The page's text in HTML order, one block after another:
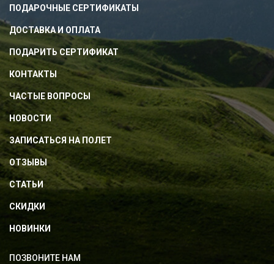
ПОДАРОЧНЫЕ СЕРТИФИКАТЫ
ДОСТАВКА И ОПЛАТА
ПОДАРИТЬ СЕРТИФИКАТ
КОНТАКТЫ
ЧАСТЫЕ ВОПРОСЫ
НОВОСТИ
ЗАПИСАТЬСЯ НА ПОЛЕТ
ОТЗЫВЫ
СТАТЬИ
СКИДКИ
НОВИНКИ
ПОЗВОНИТЕ НАМ